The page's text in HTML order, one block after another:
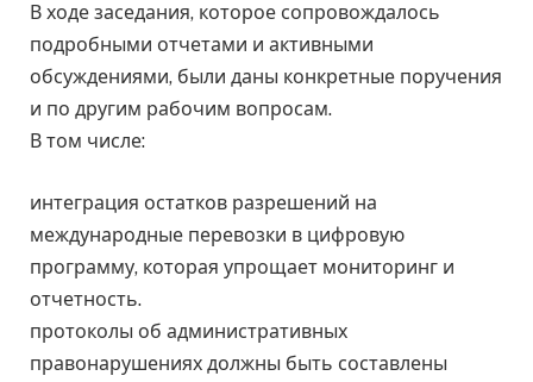
В ходе заседания, которое сопровождалось
подробными отчетами и активными
обсуждениями, были даны конкретные поручения
и по другим рабочим вопросам.
В том числе:
интеграция остатков разрешений на
международные перевозки в цифровую
программу, которая упрощает мониторинг и
отчетность.
протоколы об административных
правонарушениях должны быть составлены